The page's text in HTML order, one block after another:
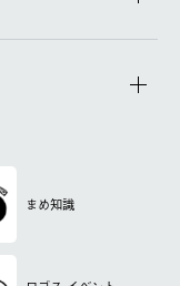
まめ知識